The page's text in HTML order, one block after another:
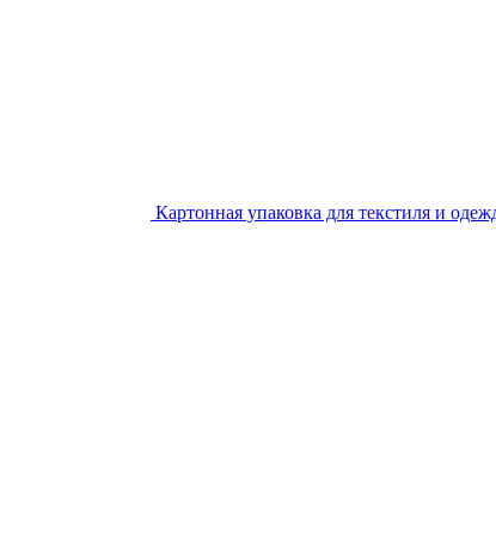
Картонная упаковка для текстиля и